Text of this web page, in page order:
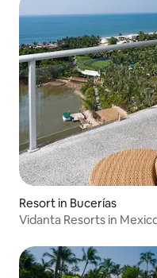
Resort in Bucerías
Vidanta Resorts in